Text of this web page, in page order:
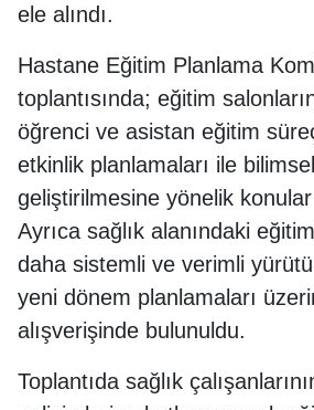
ele alındı.
Hastane Eğitim Planlama
toplantısında; eğitim
öğrenci ve asistan eğitim
etkinlik planlamaları ile
geliştirilmesine yönelik
Ayrıca sağlık alanındaki
daha sistemli ve verimli
yeni dönem planlamaları
alışverişinde bulunuldu.
Toplantıda sağlık